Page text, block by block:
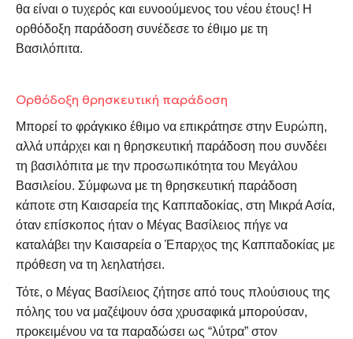
θα είναι ο τυχερός και ευνοούμενος του νέου έτους! Η
ορθόδοξη παράδοση συνέδεσε το έθιμο με τη
Βασιλόπιτα.
Ορθόδοξη θρησκευτική παράδοση
Μπορεί το φράγκικο έθιμο να επικράτησε στην Ευρώπη,
αλλά υπάρχει και η θρησκευτική παράδοση που συνδέει
τη βασιλόπιτα με την προσωπικότητα του Μεγάλου
Βασιλείου. Σύμφωνα με τη θρησκευτική παράδοση
κάποτε στη Καισαρεία της Καππαδοκίας, στη Μικρά Ασία,
όταν επίσκοπος ήταν ο Μέγας Βασίλειος πήγε να
καταλάβει την Καισαρεία ο Έπαρχος της Καππαδοκίας με
πρόθεση να τη λεηλατήσει.
Τότε, ο Μέγας Βασίλειος ζήτησε από τους πλούσιους της
πόλης του να μαζέψουν όσα χρυσαφικά μπορούσαν,
προκειμένου να τα παραδώσει ως “λύτρα” στον